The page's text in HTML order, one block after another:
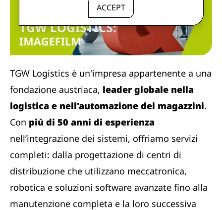
ACCEPT
TGW Logistics è un'impresa appartenente a una
fondazione austriaca, leader globale nella
logistica e nell'automazione dei magazzini.
Con più di 50 anni di esperienza
nell’integrazione dei sistemi, offriamo servizi
completi: dalla progettazione di centri di
distribuzione che utilizzano meccatronica,
robotica e soluzioni software avanzate fino alla
manutenzione completa e la loro successiva